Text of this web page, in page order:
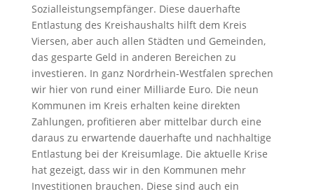
Sozialleistungsempfänger. Diese dauerhafte
Entlastung des Kreishaushalts hilft dem Kreis
Viersen, aber auch allen Städten und Gemeinden,
das gesparte Geld in anderen Bereichen zu
investieren. In ganz Nordrhein-Westfalen sprechen
wir hier von rund einer Milliarde Euro. Die neun
Kommunen im Kreis erhalten keine direkten
Zahlungen, profitieren aber mittelbar durch eine
daraus zu erwartende dauerhafte und nachhaltige
Entlastung bei der Kreisumlage. Die aktuelle Krise
hat gezeigt, dass wir in den Kommunen mehr
Investitionen brauchen. Diese sind auch ein